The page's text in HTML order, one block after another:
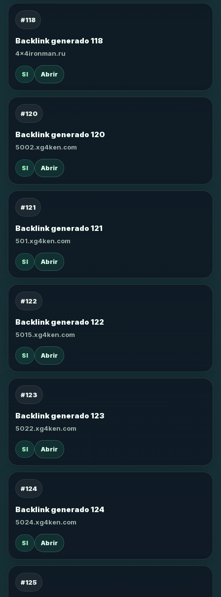
#118
Backlink generado 118
4x4ironman.ru
SI Abrir
#120
Backlink generado 120
5002.xg4ken.com
SI Abrir
#121
Backlink generado 121
501.xg4ken.com
SI Abrir
#122
Backlink generado 122
5015.xg4ken.com
SI Abrir
#123
Backlink generado 123
5022.xg4ken.com
SI Abrir
#124
Backlink generado 124
5024.xg4ken.com
SI Abrir
#125